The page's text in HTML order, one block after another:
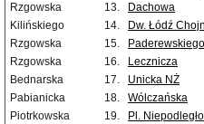
Rzgowska
13. Dachowa
Kilińskiego
14. Dw. Łódź
Rzgowska
15. Paderewskiego
Rzgowska
16. Lecznicza
Bednarska
17. Unicka NŻ
Pabianicka
18. Wólczańska
Piotrkowska
19. Pl.